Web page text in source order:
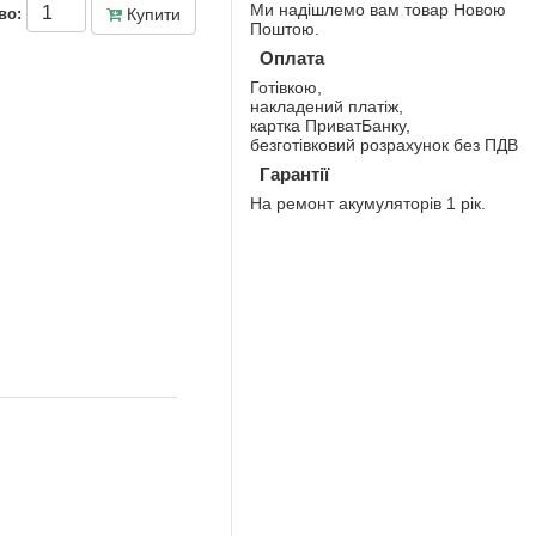
Купити
Ми надішлемо вам товар Новою
Поштою.
Оплата
Готівкою,
накладений платіж,
картка ПриватБанку,
безготівковий розрахунок без ПДВ
Гарантії
На ремонт акумуляторів 1 рік.